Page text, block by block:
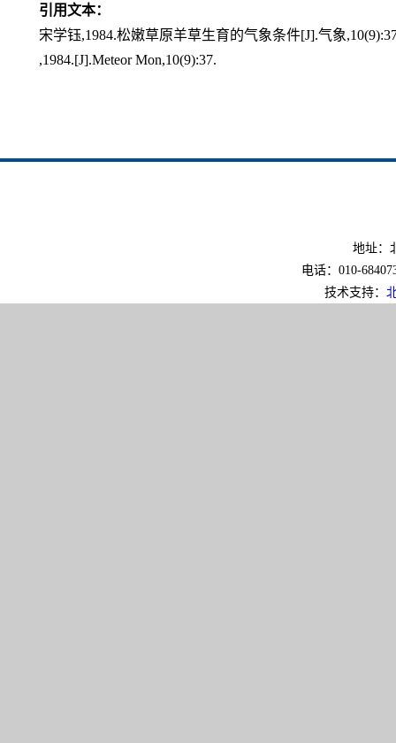
引用文本：
宋学钰,1984.松嫩草原羊草生育的气象条件[J].气象
,1984.[J].Meteor Mon,10(9):37.
地址：
电话：010-
技术支持：